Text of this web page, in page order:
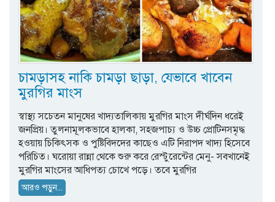
চামড়াসহ নাকি চামড়া ছাড়া, যেভাবে খাবেন
মুরগির মাংস
স্বাস্থ্য সচেতন মানুষের খাদ্যতালিকায় মুরগির মাংস দীর্ঘদিন ধরেই
জনপ্রিয়। তুলনামূলকভাবে হালকা, সহজপাচ্য ও উচ্চ প্রোটিনসমৃদ্ধ
হওয়ায় চিকিৎসক ও পুষ্টিবিদদের কাছেও এটি নিরাপদ খাদ্য হিসেবে
পরিচিত। ঘরোয়া রান্না থেকে শুরু করে রেস্টুরেন্টের মেনু- সবখানেই
মুরগির মাংসের আধিপত্য চোখে পড়ে। তবে মুরগির
আরও পড়ুন...